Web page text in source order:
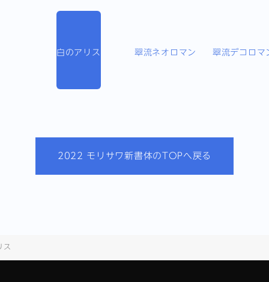
白のアリス 翠流ネオロマン 翠流デコロマ
2022 モリサワ新書体のTOPへ戻る
ス